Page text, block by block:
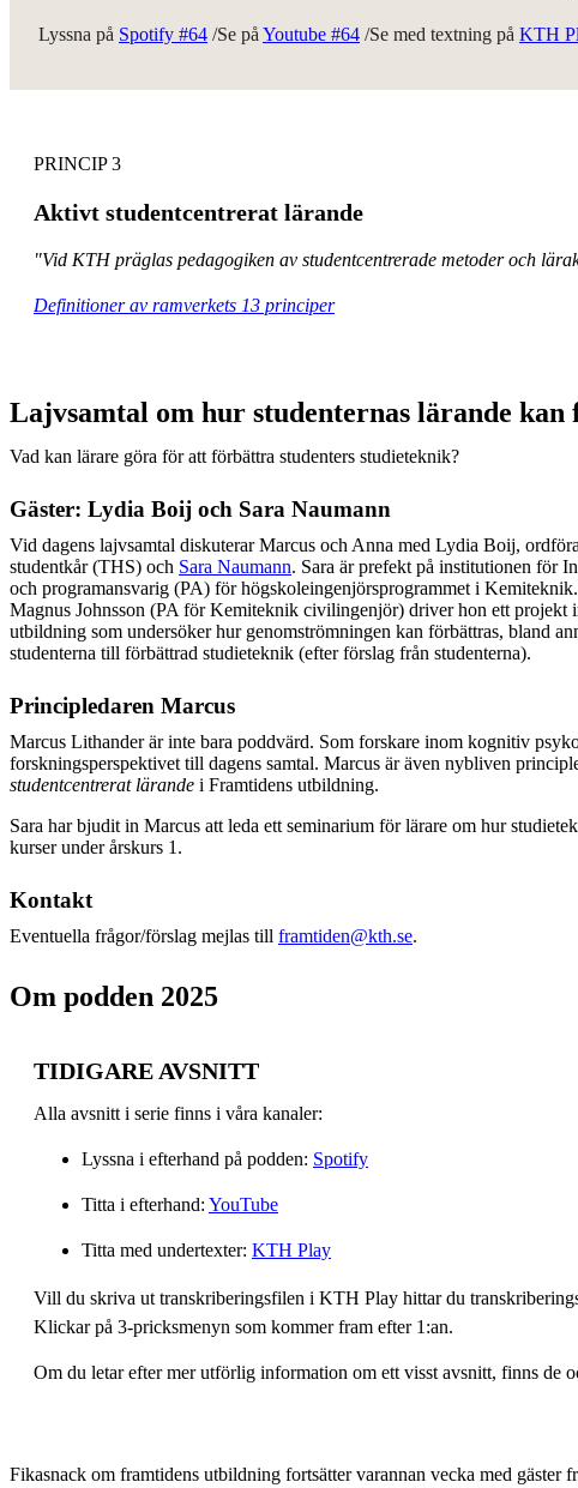
Lyssna på Spotify #64 /Se på Youtube #64 /Se med textning på KTH
PRINCIP 3
Aktivt studentcentrerat lärande
"Vid KTH präglas pedagogiken av studentcentrerade metoder och
Definitioner av ramverkets 13 principer
Lajvsamtal om hur studenternas lärande kan
Vad kan lärare göra för att förbättra studenters studieteknik?
Gäster: Lydia Boij och Sara Naumann
Vid dagens lajvsamtal diskuterar Marcus och Anna med Lydia Boij,
studentkår (THS) och Sara Naumann. Sara är prefekt på institutionen för
och programansvarig (PA) för högskoleingenjörsprogrammet i
Magnus Johnsson (PA för Kemiteknik civilingenjör) driver hon ett projekt
utbildning som undersöker hur genomströmningen kan förbättras, bland
studenterna till förbättrad studieteknik (efter förslag från studenterna).
Principledaren Marcus
Marcus Lithander är inte bara poddvärd. Som forskare inom kognitiv
forskningsperspektivet till dagens samtal. Marcus är även nybliven
studentcentrerat lärande i Framtidens utbildning.
Sara har bjudit in Marcus att leda ett seminarium för lärare om hur
kurser under årskurs 1.
Kontakt
Eventuella frågor/förslag mejlas till framtiden@kth.se.
Om podden 2025
TIDIGARE AVSNITT
Alla avsnitt i serie finns i våra kanaler:
Lyssna i efterhand på podden: Spotify
Titta i efterhand: YouTube
Titta med undertexter: KTH Play
Vill du skriva ut transkriberingsfilen i KTH Play hittar du
Klickar på 3-pricksmenyn som kommer fram efter 1:an.
Om du letar efter mer utförlig information om ett visst avsnitt, finns de
Fikasnack om framtidens utbildning fortsätter varannan vecka med gäster